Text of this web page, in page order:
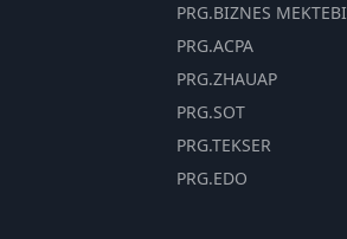
PRG.BIZNES MEKTEBI
PRG.ACPA
PRG.ZHAUAP
PRG.SOT
PRG.TEKSER
PRG.EDO